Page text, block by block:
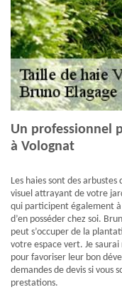
Un professionnel
à Volognat
Les haies sont des
visuel attrayant de votre
qui participent également à
d’en posséder chez soi.
peut s’occuper de la
votre espace vert. Je
pour favoriser leur bon
demandes de devis si vous
prestations.